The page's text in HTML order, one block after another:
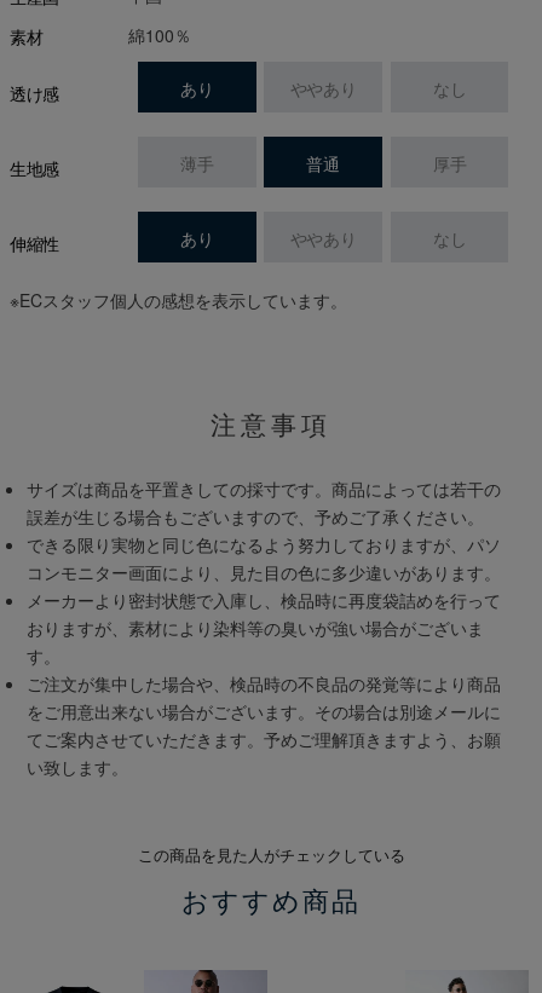
素材
綿100％
透け感 あり ややあり なし
生地感 薄手 普通 厚手
伸縮性 あり ややあり なし
※ECスタッフ個人の感想を表示しています。
注意事項
サイズは商品を平置きしての採寸です。商品によっては若干の
誤差が生じる場合もございますので、予めご了承ください。
できる限り実物と同じ色になるよう努力しておりますが、パソ
コンモニター画面により、見た目の色に多少違いがあります。
メーカーより密封状態で入庫し、検品時に再度袋詰めを行って
おりますが、素材により染料等の臭いが強い場合がございま
す。
ご注文が集中した場合や、検品時の不良品の発覚等により商品
をご用意出来ない場合がございます。その場合は別途メールに
てご案内させていただきます。予めご理解頂きますよう、お願
い致します。
この商品を見た人がチェックしている
おすすめ商品